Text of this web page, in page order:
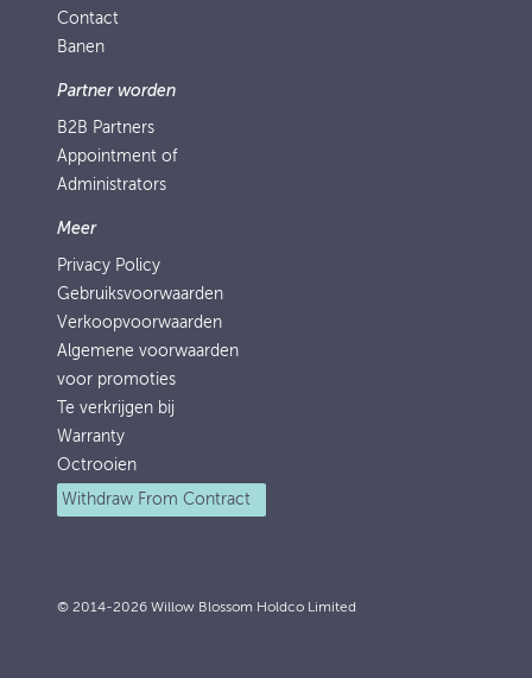
Contact
Banen
Partner worden
B2B Partners
Appointment of
Administrators
Meer
Privacy Policy
Gebruiksvoorwaarden
Verkoopvoorwaarden
Algemene voorwaarden
voor promoties
Te verkrijgen bij
Warranty
Octrooien
Withdraw From Contract
© 2014-2026 Willow Blossom Holdco Limited